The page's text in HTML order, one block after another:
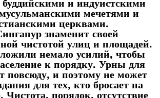
мечетями и
церквами.
знаменит своей
чистотой улиц и площадей.
немало усилий, чтобы
к порядку. Урны для
повсюду, и поэтому не может
для тех, кто бросает на
Чистота, порядок, отсутствие